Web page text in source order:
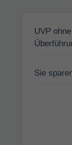
UVP ohne
Sie